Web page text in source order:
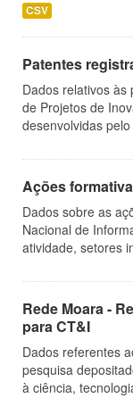
CSV
Patentes
Dados relativos às
de Projetos de
desenvolvidas
Ações
Dados sobre as
Nacional de
atividade, setores
Rede Moara -
para CT&I
Dados referentes
pesquisa
à ciência,